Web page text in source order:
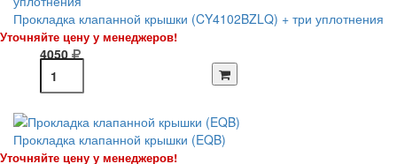
Прокладка клапанной крышки (CY4102BZLQ) + три уплотнения
Уточняйте цену у менеджеров!
4050
Прокладка клапанной крышки (EQB)
Уточняйте цену у менеджеров!